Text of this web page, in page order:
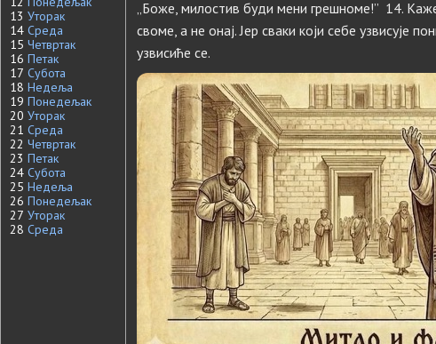
13 Уторак
14 Среда
15 Четвртак
16 Петак
17 Субота
18 Недеља
19 Понедељак
20 Уторак
21 Среда
22 Четвртак
23 Петак
24 Субота
25 Недеља
26 Понедељак
27 Уторак
28 Среда
„Боже, милостив буди мени грешноме!” 14.
своме, а не онај. Јер сваки који себе узвисује
узвисиће се.